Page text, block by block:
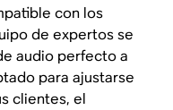
con los
de expertos se
audio perfecto a
para ajustarse
clientes, el